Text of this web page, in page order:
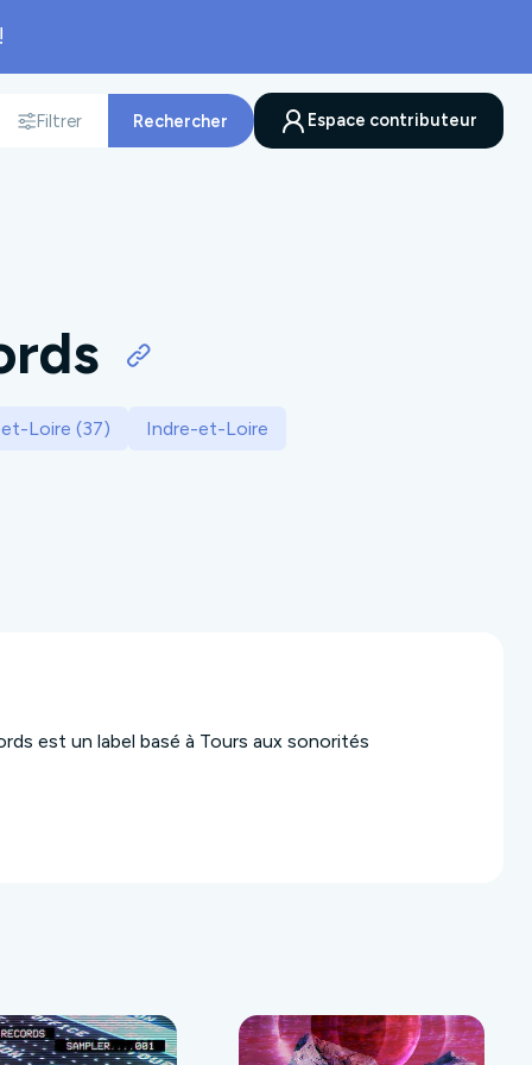
Filtrer
Rechercher
Espace contributeur
Loire (37) Indre-et-Loire
est un label basé à Tours aux sonorités